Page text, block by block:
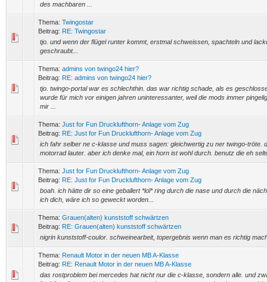
des machbaren ...
Thema: Twingostar
Beitrag: RE: Twingostar
tjo. und wenn der flügel runter kommt, erstmal schweissen, spachteln und
geschraubt...
Thema: admins von twingo24 hier?
Beitrag: RE: admins von twingo24 hier?
tjo. twingo-portal war es schlechthin. das war richtig schade, als es
wurde für mich vor einigen jahren uninteressanter, weil die mods immer
mir ...
Thema: Just for Fun Drucklufthorn- Anlage vom Zug
Beitrag: RE: Just for Fun Drucklufthorn- Anlage vom Zug
ich fahr selber ne c-klasse und muss sagen: gleichwertig zu ner twingo-tröte.
motorrad lauter. aber ich denke mal, ein horn ist wohl durch. benutz die eh
Thema: Just for Fun Drucklufthorn- Anlage vom Zug
Beitrag: RE: Just for Fun Drucklufthorn- Anlage vom Zug
boah. ich hätte dir so eine geballert *lol* ring durch die nase und durch die
ich dich, wäre ich so geweckt worden...
Thema: Grauen(alten) kunststoff schwärtzen
Beitrag: RE: Grauen(alten) kunststoff schwärtzen
nigrin kunststoff-coulor. schweinearbeit, topergebnis wenn man es richtig
Thema: Renault Motor in der neuen MB A-Klasse
Beitrag: RE: Renault Motor in der neuen MB A-Klasse
das rostproblem bei mercedes hat nicht nur die c-klasse, sondern alle. und